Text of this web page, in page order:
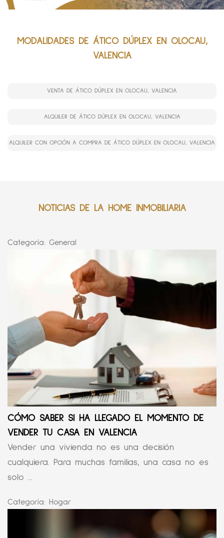
MODALIDADES DE ÁTICO DÚPLEX EN OLOCAU,
VALENCIA
VENTA DE ÁTICO DÚPLEX EN OLOCAU, VALENCIA
ALQUILER DE ÁTICO DÚPLEX EN OLOCAU, VALENCIA
ALQUILER CON OPCIÓN A COMPRA DE ÁTICO DÚPLEX EN OLOCAU, VALENCIA
NOTICIAS DE LA HOME INMOBILIARIA
Categoría: General
CÓMO SABER SI HA LLEGADO EL MOMENTO DE
VENDER TU CASA EN VALENCIA
Vender una vivienda no es una decisión
cualquiera. Para muchas familias, una casa no es
solo ...
Categoría: Hogar